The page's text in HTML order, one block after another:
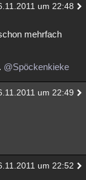
um 22:48
mehrfach
@Spöckenkieke
um 22:49
um 22:52